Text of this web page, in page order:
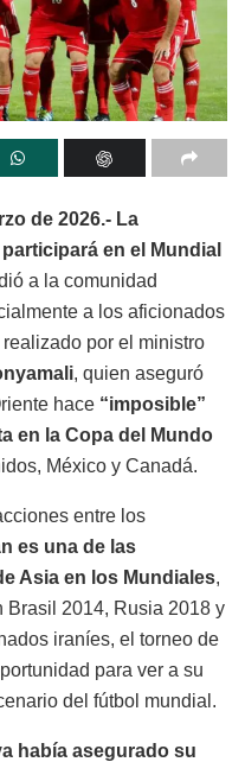
de 2026.- La
en el Mundial
a la comunidad
a los aficionados
por el ministro
, quien aseguró
hace “imposible”
en la Copa del Mundo
México y Canadá.
entre los
es una de las
Asia en los Mundiales,
Brasil 2014, Rusia 2018 y
iraníes, el torneo de
para ver a su
del fútbol mundial.
había asegurado su